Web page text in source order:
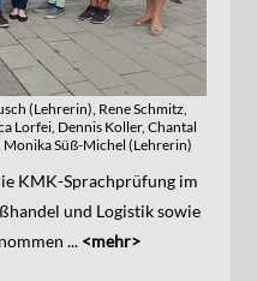
(Lehrerin), Rene Schmitz,
Lorfei, Dennis Koller, Chantal
Monika Süß-Michel (Lehrerin)
KMK-Sprachprüfung im
und Logistik sowie
... <mehr>